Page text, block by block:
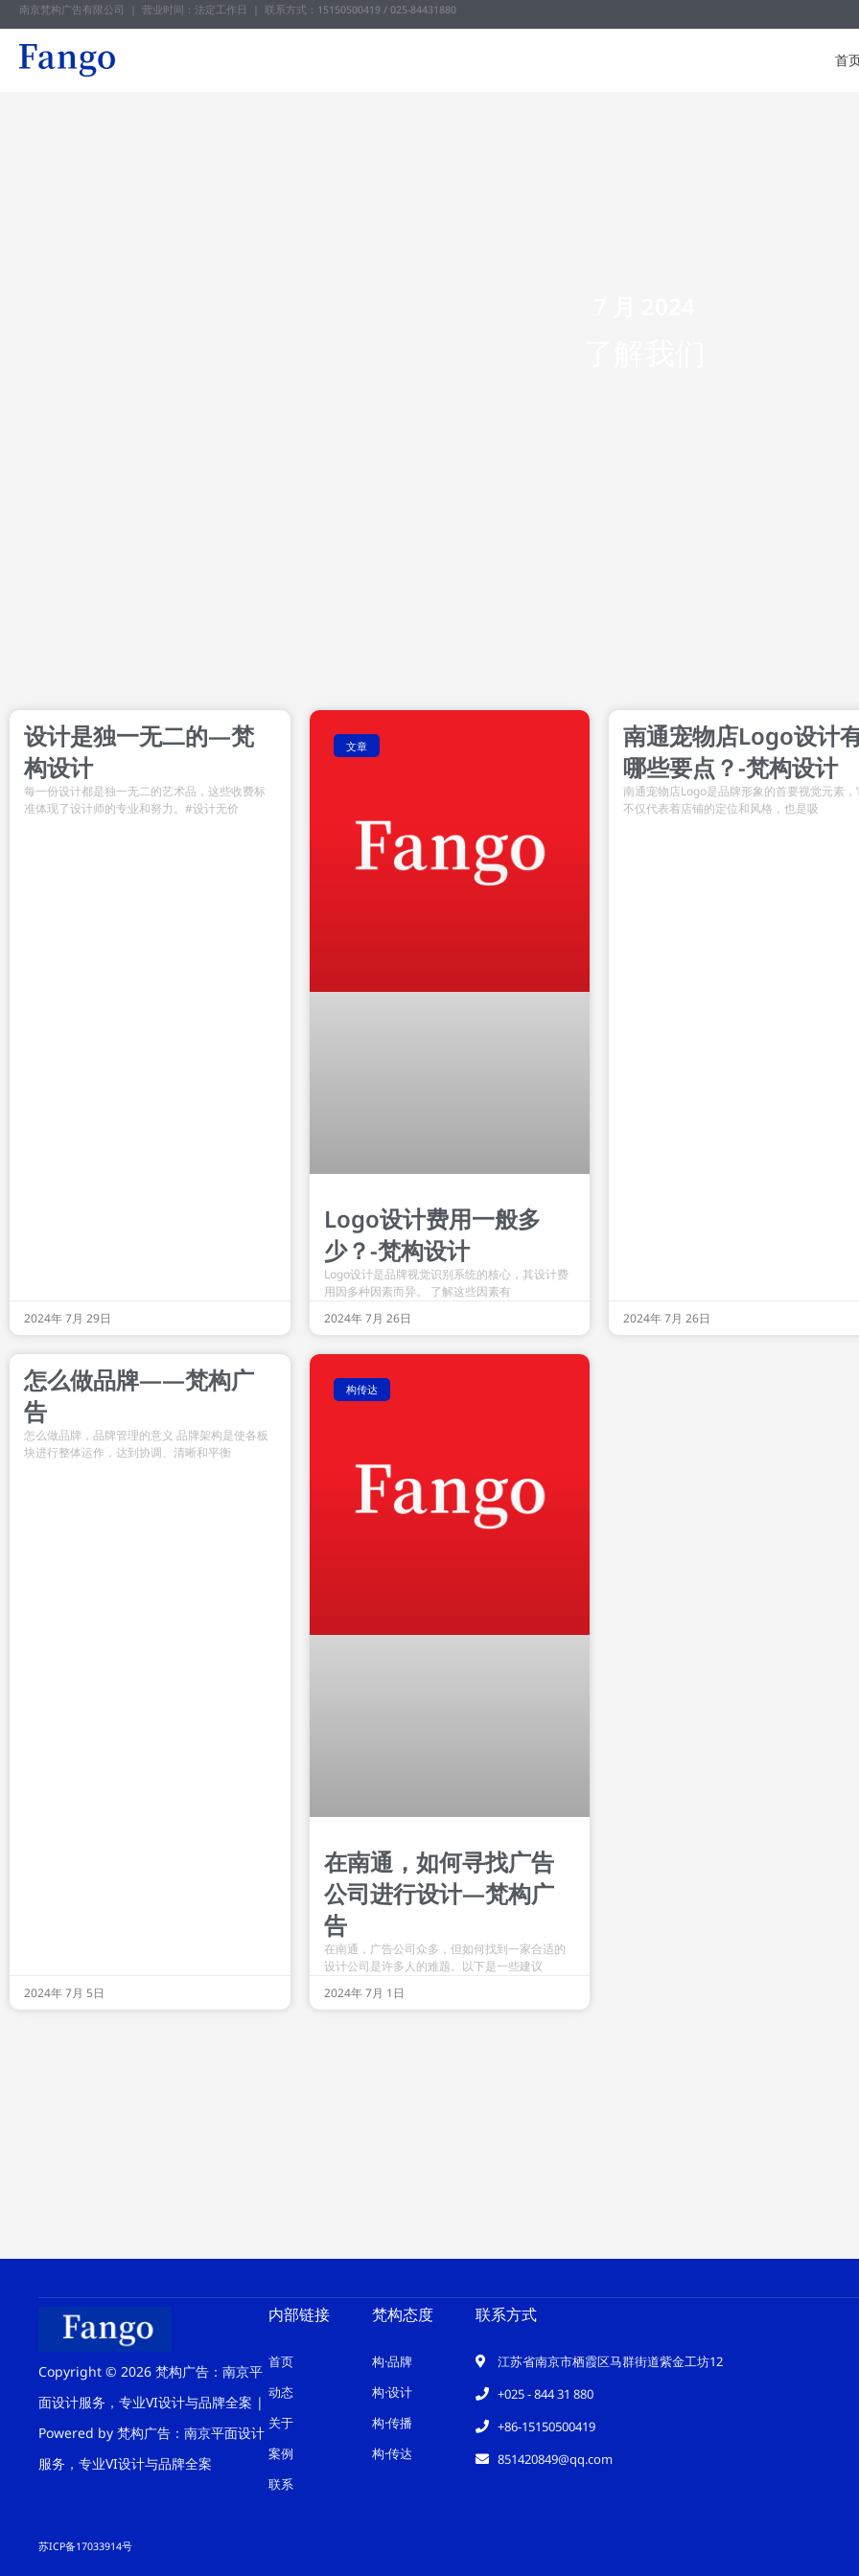
南京梵构广告有限公司 | 营业时间：法定工作日 | 联系方式：15150500419 / 025-84431880
首
设计是独一无二的—梵
构设计
每一份设计都是独一无二的艺术品，这些收费标
准体现了设计师的专业和努力。#设计无价
2024年 7月 29日
文章
Logo设计费用一般多
少？-梵构设计
Logo设计是品牌视觉识别系统的核心，其设计费
用因多种因素而异。 了解这些因素有
2024年 7月 26日
南通宠物店Logo设计
哪些要点？-梵构设计
南通宠物店Logo是品牌形象的首要视觉元素，
不仅代表着店铺的定位和风格，也是吸
2024年 7月 26日
怎么做品牌——梵构广
告
怎么做品牌，品牌管理的意义 品牌架构是使各板
块进行整体运作，达到协调、清晰和平衡
2024年 7月 5日
构传达
在南通，如何寻找广告
公司进行设计—梵构广
告
在南通，广告公司众多，但如何找到一家合适的
设计公司是许多人的难题。以下是一些建议
2024年 7月 1日
Copyright © 2026 梵构广告：南京平
面设计服务，专业VI设计与品牌全案 |
Powered by 梵构广告：南京平面设计
服务，专业VI设计与品牌全案
苏ICP备17033914号
内部链接
首页
动态
关于
案例
联系
梵构态度
构·品牌
构·设计
构·传播
构·传达
联系方式
江苏省南京市栖霞区马群街道紫金工坊12
+025 - 844 31 880
+86-15150500419
851420849@qq.com